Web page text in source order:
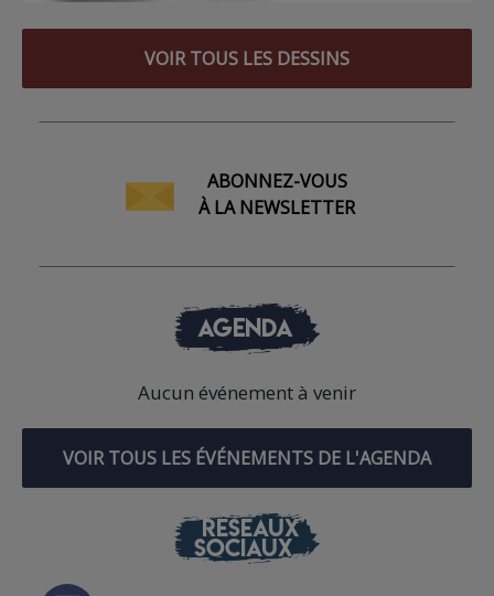
VOIR TOUS LES DESSINS
ABONNEZ-VOUS
À LA NEWSLETTER
AGENDA
Aucun événement à venir
VOIR TOUS LES ÉVÉNEMENTS DE L'AGENDA
RÉSEAUX
SOCIAUX